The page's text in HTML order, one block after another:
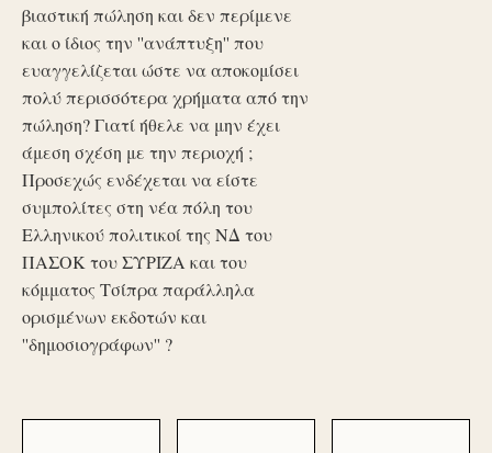
βιαστική πώληση και δεν περίμενε
και ο ίδιος την ''ανάπτυξη'' που
ευαγγελίζεται ώστε να αποκομίσει
πολύ περισσότερα χρήματα από την
πώληση? Γιατί ήθελε να μην έχει
άμεση σχέση με την περιοχή ;
Προσεχώς ενδέχεται να είστε
συμπολίτες στη νέα πόλη του
Ελληνικού πολιτικοί της ΝΔ του
ΠΑΣΟΚ του ΣΥΡΙΖΑ και του
κόμματος Τσίπρα παράλληλα
ορισμένων εκδοτών και
''δημοσιογράφων'' ?